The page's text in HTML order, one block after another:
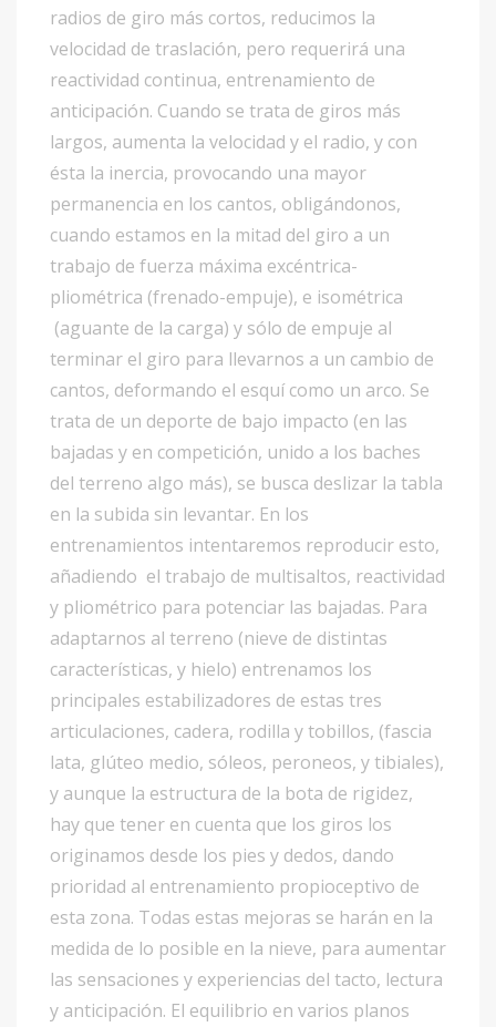
radios de giro más cortos, reducimos la
velocidad de traslación, pero requerirá una
reactividad continua, entrenamiento de
anticipación. Cuando se trata de giros más
largos, aumenta la velocidad y el radio, y con
ésta la inercia, provocando una mayor
permanencia en los cantos, obligándonos,
cuando estamos en la mitad del giro a un
trabajo de fuerza máxima excéntrica-
pliométrica (frenado-empuje), e isométrica
(aguante de la carga) y sólo de empuje al
terminar el giro para llevarnos a un cambio de
cantos, deformando el esquí como un arco. Se
trata de un deporte de bajo impacto (en las
bajadas y en competición, unido a los baches
del terreno algo más), se busca deslizar la tabla
en la subida sin levantar. En los
entrenamientos intentaremos reproducir esto,
añadiendo el trabajo de multisaltos, reactividad
y pliométrico para potenciar las bajadas. Para
adaptarnos al terreno (nieve de distintas
características, y hielo) entrenamos los
principales estabilizadores de estas tres
articulaciones, cadera, rodilla y tobillos, (fascia
lata, glúteo medio, sóleos, peroneos, y tibiales),
y aunque la estructura de la bota de rigidez,
hay que tener en cuenta que los giros los
originamos desde los pies y dedos, dando
prioridad al entrenamiento propioceptivo de
esta zona. Todas estas mejoras se harán en la
medida de lo posible en la nieve, para aumentar
las sensaciones y experiencias del tacto, lectura
y anticipación. El equilibrio en varios planos